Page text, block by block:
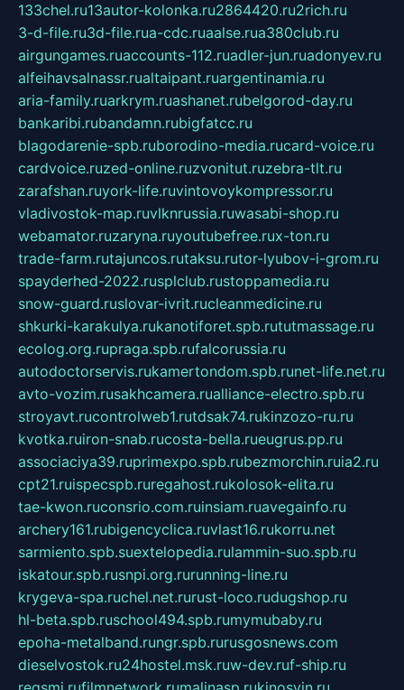
133chel.ru13autor-kolonka.ru2864420.ru2rich.ru
3-d-file.ru3d-file.rua-cdc.ruaalse.rua380club.ru
airgungames.ruaccounts-112.ruadler-jun.ruadonyev.ru
alfeihavsalnassr.rualtaipant.ruargentinamia.ru
aria-family.ruarkrym.ruashanet.rubelgorod-day.ru
bankaribi.rubandamn.rubigfatcc.ru
blagodarenie-spb.ruborodino-media.rucard-voice.ru
cardvoice.ruzed-online.ruzvonitut.ruzebra-tlt.ru
zarafshan.ruyork-life.ruvintovoykompressor.ru
vladivostok-map.ruvlknrussia.ruwasabi-shop.ru
webamator.ruzaryna.ruyoutubefree.rux-ton.ru
trade-farm.rutajuncos.rutaksu.rutor-lyubov-i-grom.ru
spayderhed-2022.rusplclub.rustoppamedia.ru
snow-guard.ruslovar-ivrit.rucleanmedicine.ru
shkurki-karakulya.rukanotiforet.spb.rututmassage.ru
ecolog.org.rupraga.spb.rufalcorussia.ru
autodoctorservis.rukamertondom.spb.runet-life.net.ru
avto-vozim.rusakhcamera.rualliance-electro.spb.ru
stroyavt.rucontrolweb1.rutdsak74.rukinzozo-ru.ru
kvotka.ruiron-snab.rucosta-bella.rueugrus.pp.ru
associaciya39.ruprimexpo.spb.rubezmorchin.ruia2.ru
cpt21.ruispecspb.ruregahost.rukolosok-elita.ru
tae-kwon.ruconsrio.com.ruinsiam.ruavegainfo.ru
archery161.rubigencyclica.ruvlast16.rukorru.net
sarmiento.spb.suextelopedia.rulammin-suo.spb.ru
iskatour.spb.rusnpi.org.rurunning-line.ru
krygeva-spa.ruchel.net.rurust-loco.rudugshop.ru
hl-beta.spb.ruschool494.spb.rumymubaby.ru
epoha-metalband.rungr.spb.rurusgosnews.com
dieselvostok.ru24hostel.msk.ruw-dev.ruf-ship.ru